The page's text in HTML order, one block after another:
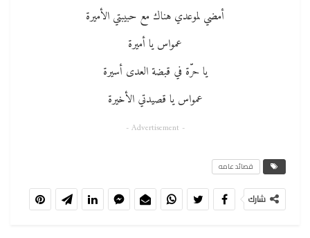
أمضي لموعدي هناك مع حبيبتي الأميرة
عمواس يا أميرة
يا حرّة في قبضة العدى أسيرة
عمواس يا قصيدتي الأخيرة
- Advertisement -
قصائد عامه
شارك